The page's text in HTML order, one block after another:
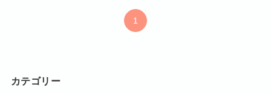
1
カテゴリー